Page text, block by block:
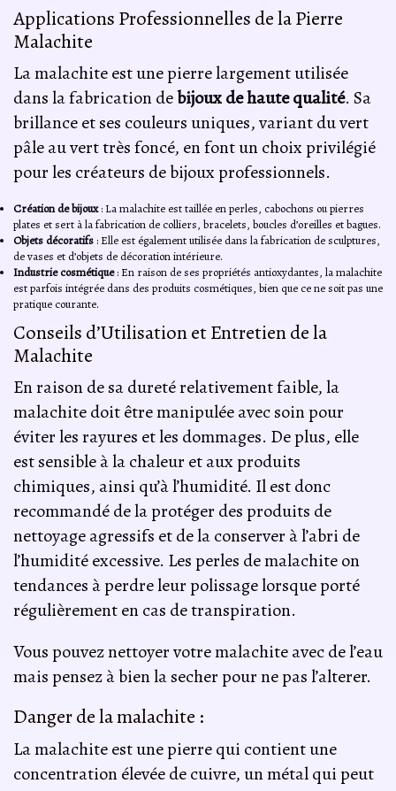
Applications Professionnelles de la Pierre
Malachite
La malachite est une pierre largement utilisée
dans la fabrication debijoux de haute qualité. Sa
brillance et ses couleurs uniques, variant du vert
pâle au vert très foncé, en font un choix privilégié
pour les créateurs de bijoux professionnels.
Création de bijoux: La malachite est taillée en perles, cabochons ou pierres
plates et sert à la fabrication de colliers, bracelets, boucles d’oreilles et bagues.
Objets décoratifs : Elle est également utilisée dans la fabrication de sculptures,
de vases et d’objets de décoration intérieure.
Industrie cosmétique: En raison de ses propriétés antioxydantes, la malachite
est parfois intégrée dans des produits cosmétiques, bien que ce ne soit pas une
pratique courante.
Conseils d’Utilisation et Entretien de la
Malachite
En raison de sa dureté relativement faible, la
malachite doit être manipulée avec soin pour
éviter les rayures et les dommages. De plus, elle
est sensible à la chaleur et aux produits
chimiques, ainsi qu’à l’humidité. Il est donc
recommandé de la protéger des produits de
nettoyage agressifs et de la conserver à l’abri de
l’humidité excessive. Les perles de malachite on
tendances à perdre leur polissage lorsque porté
régulièrement en cas de transpiration.
Vous pouvez nettoyer votre malachite avec de l’eau
mais pensez à bien la secher pour ne pas l’alterer.
Danger de la malachite :
La malachite est une pierre qui contient une
concentration élevée de cuivre, un métal qui peut